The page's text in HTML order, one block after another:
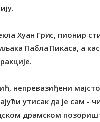
Хуан Грис, пионир
Пабла Пикаса, а
непревазиђени
утисак да је сам -
драмском